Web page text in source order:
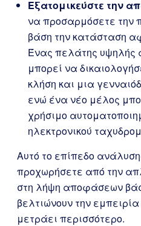
Εξατομικεύστε την
να προσαρμόσετε την
βάση την κατάσταση
Ένας πελάτης υψηλής
μπορεί να
κλήση και μια
ενώ ένα νέο μέλος
χρήσιμο
ηλεκτρονικού
Αυτό το επίπεδο
προχωρήσετε από την
στη λήψη αποφάσεων
βελτιώνουν την
μετράει περισσότερο.